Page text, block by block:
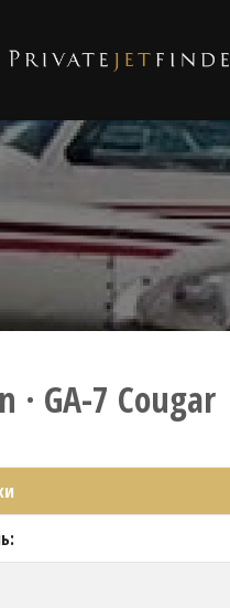
· GA-7 Cougar